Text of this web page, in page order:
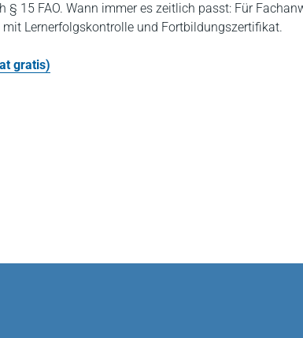
§ 15 FAO. Wann immer es zeitlich passt: Für
Lernerfolgskontrolle und Fortbildungszertifikat.
gratis)